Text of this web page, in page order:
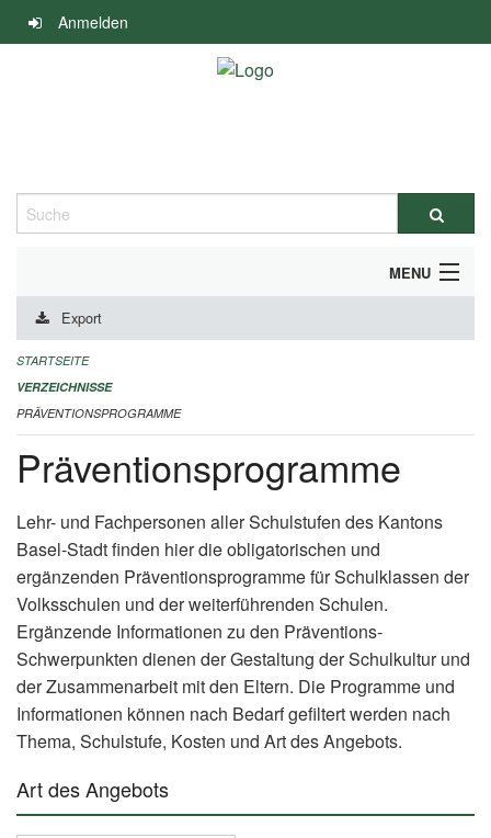
Navigation
überspringen
Anmelden
Suche
MENU
DURCHFÜHRUNG UND FINANZIERUNG
IMPRESSUM
Export
STARTSEITE
VERZEICHNISSE
PRÄVENTIONSPROGRAMME
Präventionsprogramme
Lehr- und Fachpersonen aller Schulstufen des Kantons
Basel-Stadt finden hier die obligatorischen und
ergänzenden Präventionsprogramme für Schulklassen der
Volksschulen und der weiterführenden Schulen.
Ergänzende Informationen zu den Präventions-
Schwerpunkten dienen der Gestaltung der Schulkultur und
der Zusammenarbeit mit den Eltern. Die Programme und
Informationen können nach Bedarf gefiltert werden nach
Thema, Schulstufe, Kosten und Art des Angebots.
Art des Angebots